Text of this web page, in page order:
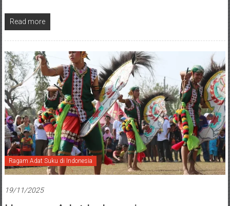
Read more
Ragam Adat Suku di Indonesia
19/11/2025